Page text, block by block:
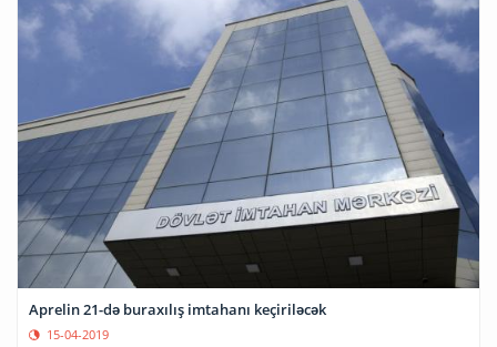
Aprelin 21-də buraxılış imtahanı keçiriləcək
15-04-2019